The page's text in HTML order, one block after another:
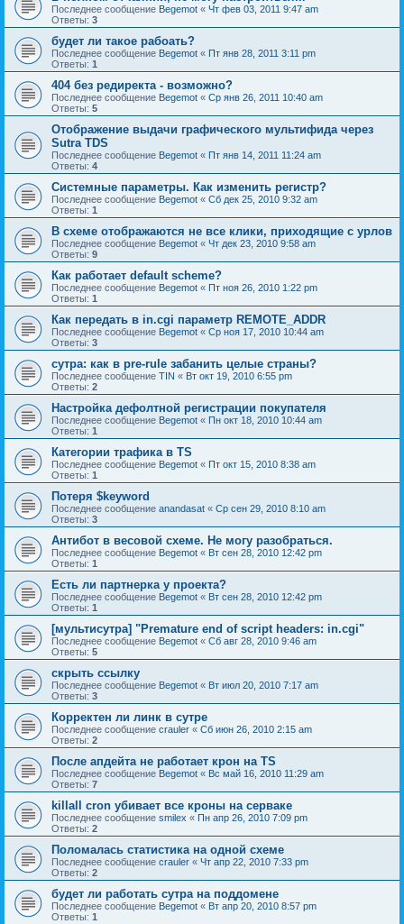
Последнее сообщение Begemot « Чт фев 03, 2011 9:47 am
Ответы: 3
будет ли такое рабоать?
Последнее сообщение Begemot « Пт янв 28, 2011 3:11 pm
Ответы: 1
404 без редиректа - возможно?
Последнее сообщение Begemot « Ср янв 26, 2011 10:40 am
Ответы: 5
Отображение выдачи графического мультифида через
Sutra TDS
Последнее сообщение Begemot « Пт янв 14, 2011 11:24 am
Ответы: 4
Системные параметры. Как изменить регистр?
Последнее сообщение Begemot « Сб дек 25, 2010 9:32 am
Ответы: 1
В схеме отображаются не все клики, приходящие с урлов
Последнее сообщение Begemot « Чт дек 23, 2010 9:58 am
Ответы: 9
Как работает default scheme?
Последнее сообщение Begemot « Пт ноя 26, 2010 1:22 pm
Ответы: 1
Как передать в in.cgi параметр REMOTE_ADDR
Последнее сообщение Begemot « Ср ноя 17, 2010 10:44 am
Ответы: 3
сутра: как в pre-rule забанить целые страны?
Последнее сообщение TIN « Вт окт 19, 2010 6:55 pm
Ответы: 2
Настройка дефолтной регистрации покупателя
Последнее сообщение Begemot « Пн окт 18, 2010 10:44 am
Ответы: 1
Категории трафика в TS
Последнее сообщение Begemot « Пт окт 15, 2010 8:38 am
Ответы: 1
Потеря $keyword
Последнее сообщение anandasat « Ср сен 29, 2010 8:10 am
Ответы: 3
Антибот в весовой схеме. Не могу разобраться.
Последнее сообщение Begemot « Вт сен 28, 2010 12:42 pm
Ответы: 1
Есть ли партнерка у проекта?
Последнее сообщение Begemot « Вт сен 28, 2010 12:42 pm
Ответы: 1
[мультисутра] "Premature end of script headers: in.cgi"
Последнее сообщение Begemot « Сб авг 28, 2010 9:46 am
Ответы: 5
скрыть ссылку
Последнее сообщение Begemot « Вт июл 20, 2010 7:17 am
Ответы: 3
Корректен ли линк в сутре
Последнее сообщение crauler « Сб июн 26, 2010 2:15 am
Ответы: 2
После апдейта не работает крон на TS
Последнее сообщение Begemot « Вс май 16, 2010 11:29 am
Ответы: 7
killall cron убивает все кроны на серваке
Последнее сообщение smilex « Пн апр 26, 2010 7:09 pm
Ответы: 2
Поломалась статистика на одной схеме
Последнее сообщение crauler « Чт апр 22, 2010 7:33 pm
Ответы: 2
будет ли работать сутра на поддомене
Последнее сообщение Begemot « Вт апр 20, 2010 8:57 pm
Ответы: 1